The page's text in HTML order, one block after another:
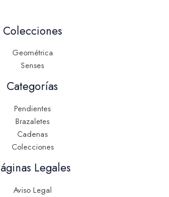
Colecciones
Geométrica
Senses
Categorías
Pendientes
Brazaletes
Cadenas
Colecciones
Legales
Aviso Legal